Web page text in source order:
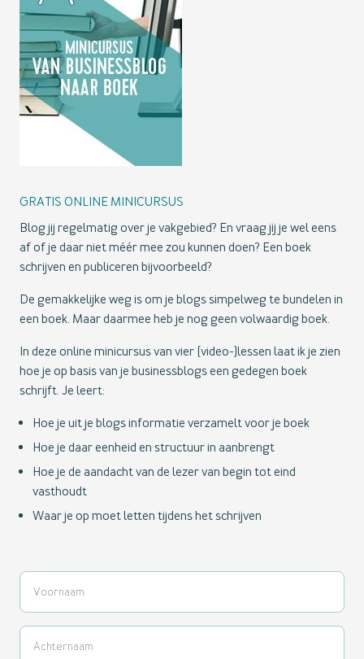
GRATIS ONLINE MINICURSUS
Blog jij regelmatig over je vakgebied? En vraag jij je wel eens
af of je daar niet méér mee zou kunnen doen? Een boek
schrijven en publiceren bijvoorbeeld?
De gemakkelijke weg is om je blogs simpelweg te bundelen in
een boek. Maar daarmee heb je nog geen volwaardig boek.
In deze online minicursus van vier (video-)lessen laat ik je zien
hoe je op basis van je businessblogs een gedegen boek
schrijft. Je leert:
Hoe je uit je blogs informatie verzamelt voor je boek
Hoe je daar eenheid en structuur in aanbrengt
Hoe je de aandacht van de lezer van begin tot eind
vasthoudt
Waar je op moet letten tijdens het schrijven